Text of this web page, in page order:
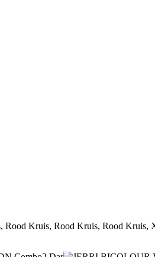
Rood Kruis, Rood Kruis, Rood